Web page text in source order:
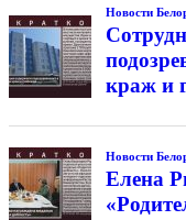
Новости
краж и
Новости
Елена